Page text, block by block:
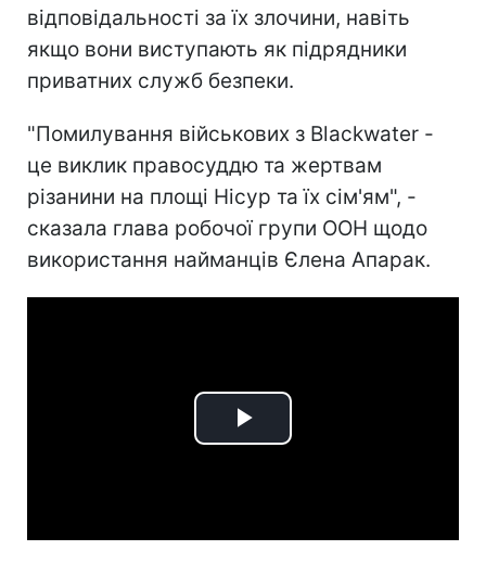
відповідальності за їх злочини, навіть
якщо вони виступають як підрядники
приватних служб безпеки.
"Помилування військових з Blackwater -
це виклик правосуддю та жертвам
різанини на площі Нісур та їх сім'ям", -
сказала глава робочої групи ООН щодо
використання найманців Єлена Апарак.
Play